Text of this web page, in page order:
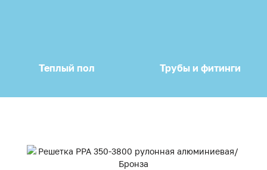
Теплый пол Трубы и фитинги